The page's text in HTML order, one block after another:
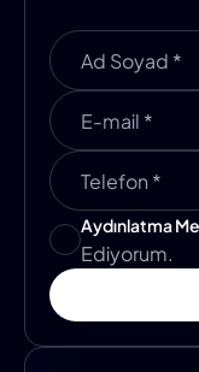
Aydınlatma
Ediyorum.